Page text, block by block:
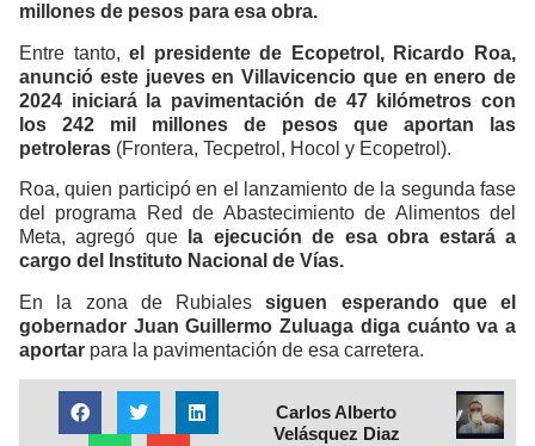
millones de pesos para esa obra.
Entre tanto,el presidente de Ecopetrol, Ricardo Roa,
anunció este jueves en Villavicencio que en enero de
2024 iniciará la pavimentación de 47 kilómetros con
los 242 mil millones de pesos que aportan las
petroleras (Frontera, Tecpetrol, Hocol y Ecopetrol).
Roa, quien participó en el lanzamiento de la segunda fase
del programa Red de Abastecimiento de Alimentos del
Meta, agregó que
la ejecución de esa obra estará a
cargo del Instituto Nacional de Vías.
En la zona de Rubialessiguen esperando que el
gobernador Juan Guillermo Zuluaga diga cuánto va a
aportar para la pavimentación de esa carretera.
Carlos Alberto
Velásquez Diaz